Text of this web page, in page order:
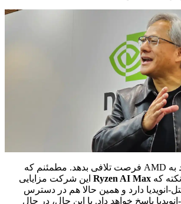
هرگونه تأخیر می‌تواند به AMD فرصت تلافی بدهد. مطمئنم که
Ryzen AI Max این شرکت مزایایی
انویدیا دارد و همین حالا هم در دسترس
پاسخ خواهد داد. با این حال، در حال